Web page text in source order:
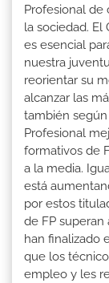
Profesional de
la sociedad. El
es esencial
nuestra
reorientar su
alcanzar las
también
Profesional
formativos de
a la media.
está
por estos
de FP superan
han finalizado
que los
empleo y les